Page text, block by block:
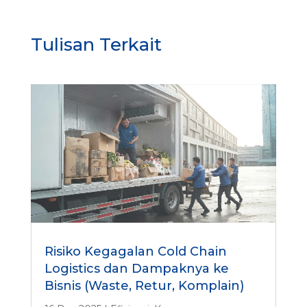
Tulisan Terkait
Risiko Kegagalan Cold Chain
Logistics dan Dampaknya ke
Bisnis (Waste, Retur, Komplain)